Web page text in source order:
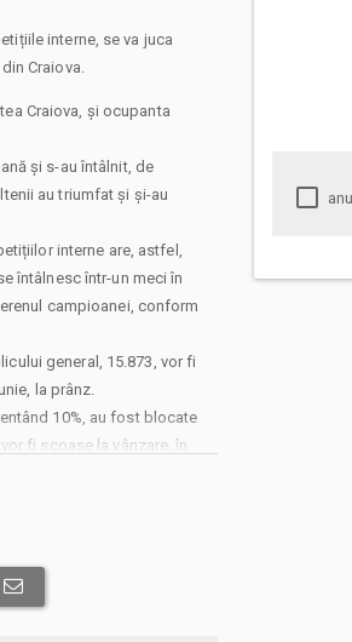
interne, se va juca
Craiova.
Craiova, și ocupanta
și s-au întâlnit, de
au triumfat și și-au
interne are, astfel,
întâlnesc într-un meci în
campioanei, conform
general, 15.873, vor fi
la prânz.
10%, au fost blocate
fi scoase la vânzare, în
de locuri au fost
care își dispută trofeul se
dedicate sunt rugați